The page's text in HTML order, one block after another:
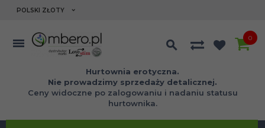
currency_h
POLSKI ZŁOTY
Hurtownia erotyczna.
Nie prowadzimy sprzedaży detalicznej.
Ceny widoczne po zalogowaniu i nadaniu statusu
hurtownika.
0